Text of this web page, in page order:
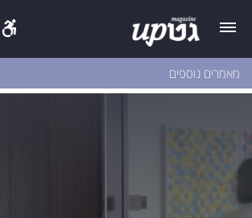
מאמרים נוספים